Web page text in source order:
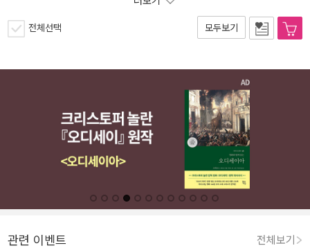
전체선택 모두보기
관련 이벤트 전체보기